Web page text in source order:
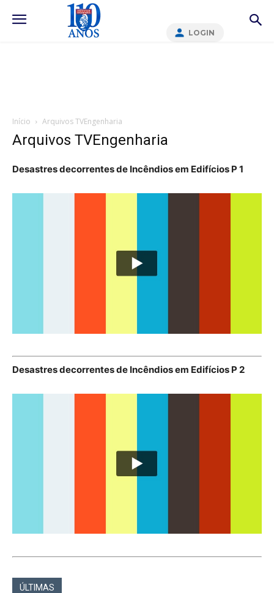
LOGIN
Início Arquivos TVEngenharia
Arquivos TVEngenharia
Desastres decorrentes de Incêndios em Edifícios P 1
Desastres decorrentes de Incêndios em Edifícios P 2
ÚLTIMAS